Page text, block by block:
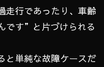
走行であったり、車齢
です”と片づけられる
と単純な故障ケースだ